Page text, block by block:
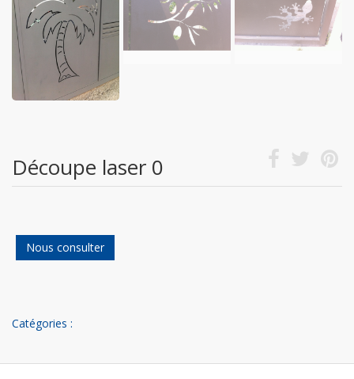
Découpe laser 0
Nous consulter
Catégories :